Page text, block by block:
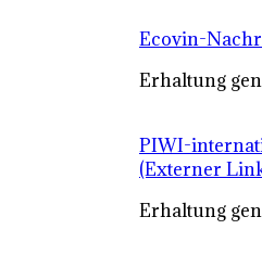
Ecovin-
Erhaltung
PIWI-
(Externer
Erhaltung